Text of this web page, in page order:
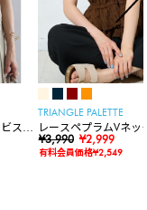
スチ
TRIANGLE PALETTE
レースペプラムVネッ
ト
¥3,990 ¥2,999
有料会員価格¥2,549